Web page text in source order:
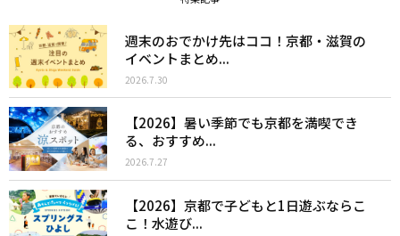
週末のおでかけ先はココ！京都・滋賀の
イベントまとめ...
2026.7.30
【2026】暑い季節でも京都を満喫でき
る、おすすめ...
2026.7.27
【2026】京都で子どもと1日遊ぶならこ
こ！水遊び...